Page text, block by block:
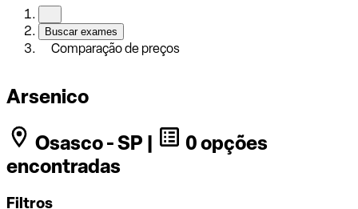
Buscar exames
Comparação de preços
Arsenico
Osasco - SP |
0 opções
encontradas
Filtros